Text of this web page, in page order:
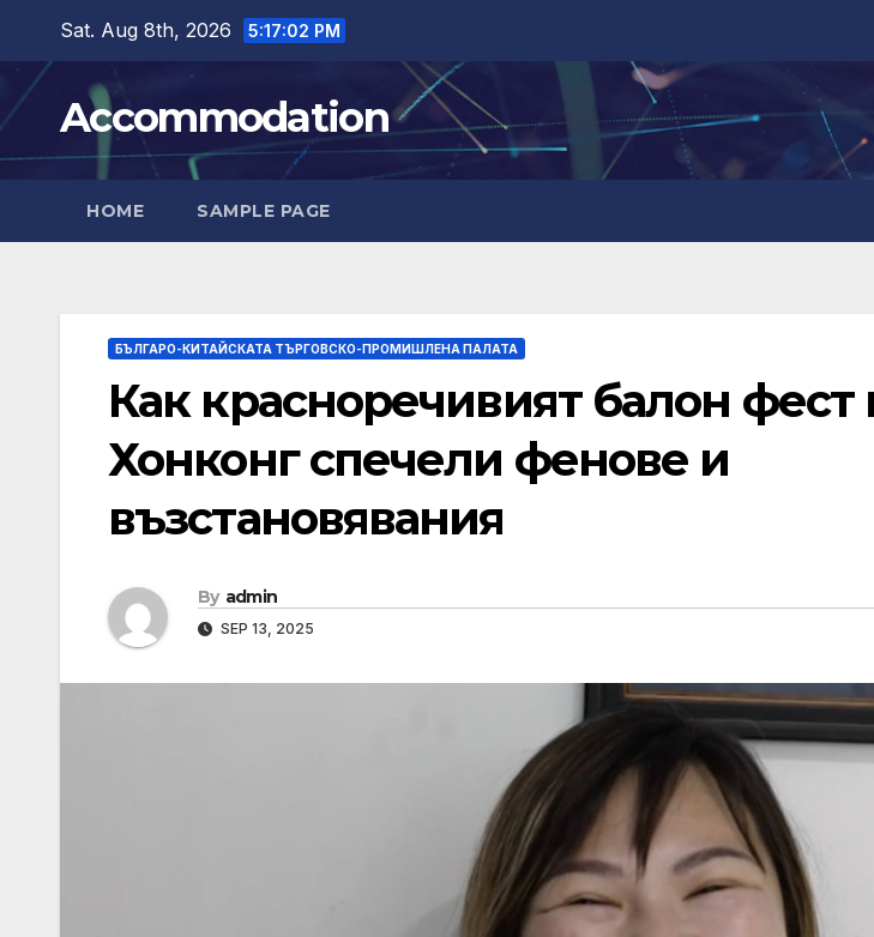
content
Sat. Aug 8th, 2026 5:17:03 PM
Accommodation
HOME SAMPLE PAGE
БЪЛГАРО-КИТАЙСКАТА ТЪРГОВСКО-ПРОМИШЛЕНА ПАЛАТА
Как красноречивият балон фест
Хонконг спечели фенове и
възстановявания
By admin
SEP 13, 2025